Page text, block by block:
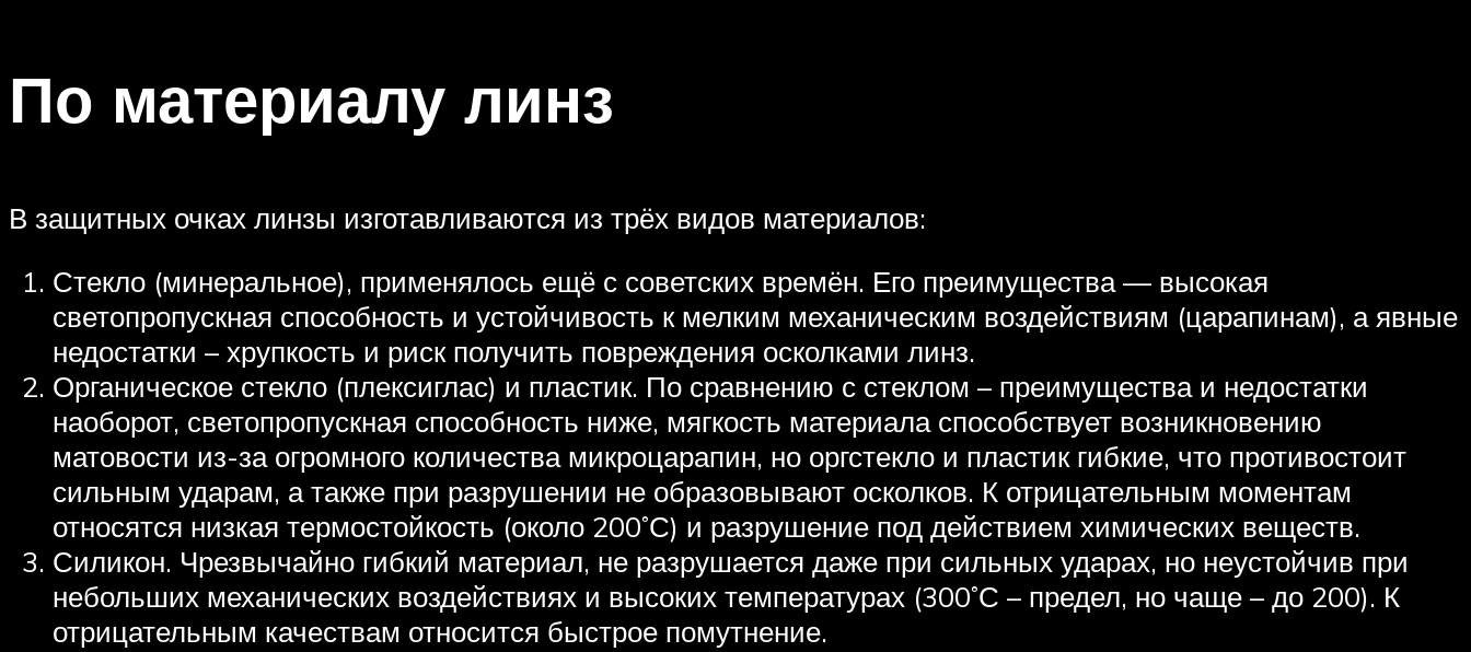
По материалу линз
В защитных очках линзы изготавливаются из трёх видов материалов:
Стекло (минеральное), применялось ещё с советских времён. Его преимущества — высокая
светопропускная способность и устойчивость к мелким механическим воздействиям (царапинам), а явные
недостатки – хрупкость и риск получить повреждения осколками линз.
Органическое стекло (плексиглас) и пластик. По сравнению с стеклом – преимущества и недостатки
наоборот, светопропускная способность ниже, мягкость материала способствует возникновению
матовости из-за огромного количества микроцарапин, но оргстекло и пластик гибкие, что противостоит
сильным ударам, а также при разрушении не образовывают осколков. К отрицательным моментам
относятся низкая термостойкость (около 200˚С) и разрушение под действием химических веществ.
Силикон. Чрезвычайно гибкий материал, не разрушается даже при сильных ударах, но неустойчив при
небольших механических воздействиях и высоких температурах (300˚С – предел, но чаще – до 200). К
отрицательным качествам относится быстрое помутнение.